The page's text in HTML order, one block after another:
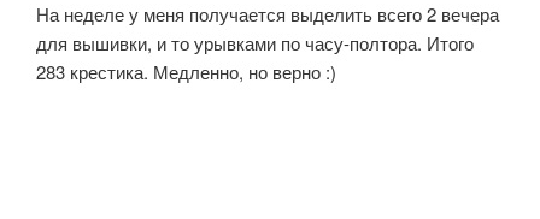
На неделе у меня получается выделить всего 2 вечера
для вышивки, и то урывками по часу-полтора. Итого
283 крестика. Медленно, но верно :)